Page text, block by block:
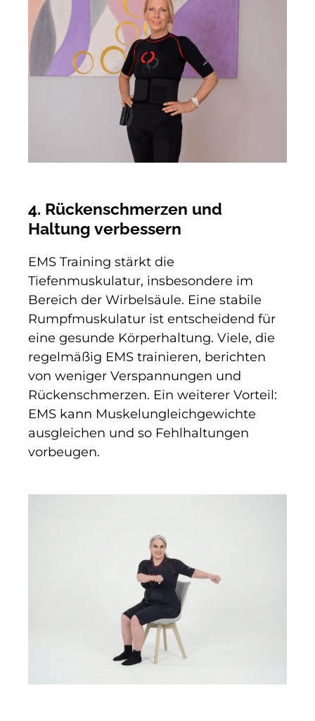
4. Rückenschmerzen und
Haltung verbessern
EMS Training stärkt die
Tiefenmuskulatur, insbesondere im
Bereich der Wirbelsäule. Eine stabile
Rumpfmuskulatur ist entscheidend für
eine gesunde Körperhaltung. Viele, die
regelmäßig EMS trainieren, berichten
von weniger Verspannungen und
Rückenschmerzen. Ein weiterer Vorteil:
EMS kann Muskelungleichgewichte
ausgleichen und so Fehlhaltungen
vorbeugen.